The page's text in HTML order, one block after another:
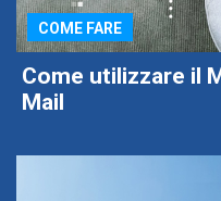
COME FARE
Come utilizzare il
Mail